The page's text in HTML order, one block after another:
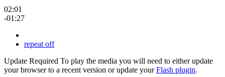
02:01
-01:27
repeat off
Update Required To play the media you will need to either update
your browser to a recent version or update yourFlash plugin.